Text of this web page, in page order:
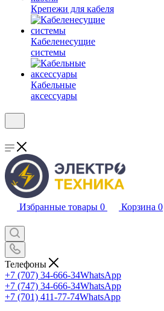
Крепежи для кабеля
Кабеленесущие
системы
Кабельные
аксессуары
Избранные товары 0 Корзина 0
Телефоны
+7 (707) 34-666-34WhatsApp
+7 (747) 34-666-34WhatsApp
+7 (701) 411-77-74WhatsApp